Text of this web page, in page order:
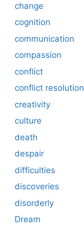
change
cognition
communication
compassion
conflict
conflict resolution
creativity
culture
death
despair
difficulties
discoveries
disorderly
Dream